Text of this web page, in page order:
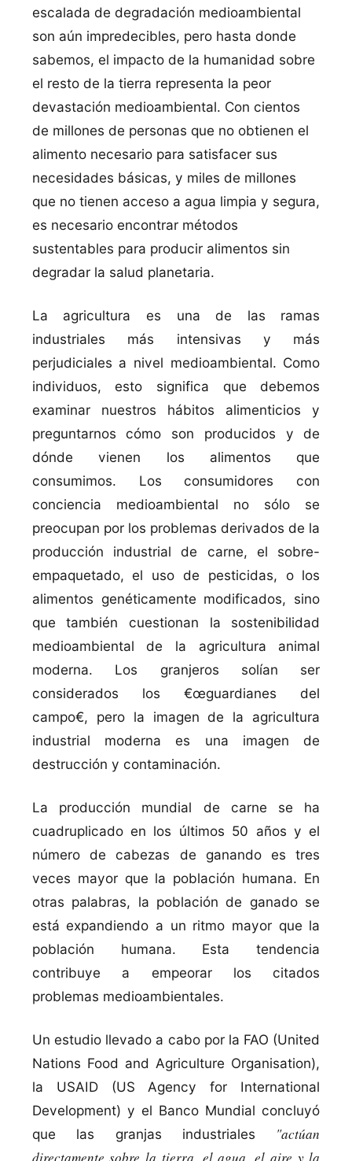
escalada de degradación medioambiental
son aún impredecibles, pero hasta donde
sabemos, el impacto de la humanidad sobre
el resto de la tierra representa la peor
devastación medioambiental. Con cientos
de millones de personas que no obtienen el
alimento necesario para satisfacer sus
necesidades básicas, y miles de millones
que no tienen acceso a agua limpia y segura,
es necesario encontrar métodos
sustentables para producir alimentos sin
degradar la salud planetaria.
La agricultura es una de las ramas
industriales más intensivas y más
perjudiciales a nivel medioambiental. Como
individuos, esto significa que debemos
examinar nuestros hábitos alimenticios y
preguntarnos cómo son producidos y de
dónde vienen los alimentos que
consumimos. Los consumidores con
conciencia medioambiental no sólo se
preocupan por los problemas derivados de la
producción industrial de carne, el sobre-
empaquetado, el uso de pesticidas, o los
alimentos genéticamente modificados, sino
que también cuestionan la sostenibilidad
medioambiental de la agricultura animal
moderna. Los granjeros solí­an ser
considerados los €œguardianes del
campo€, pero la imagen de la agricultura
industrial moderna es una imagen de
destrucción y contaminación.
La producción mundial de carne se ha
cuadruplicado en los últimos 50 años y el
número de cabezas de ganando es tres
veces mayor que la población humana. En
otras palabras, la población de ganado se
está expandiendo a un ritmo mayor que la
población humana. Esta tendencia
contribuye a empeorar los citados
problemas medioambientales.
Un estudio llevado a cabo por la FAO (United
Nations Food and Agriculture Organisation),
la USAID (US Agency for International
Development) y el Banco Mundial concluyó
que las granjas industriales "actúan